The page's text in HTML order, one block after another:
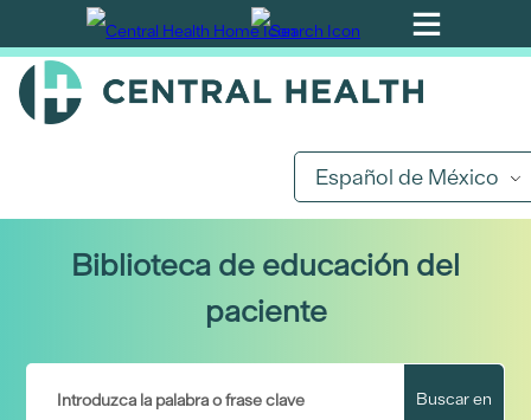
Ir
al
contenido
Español de México
Biblioteca de educación del
paciente
Buscar en